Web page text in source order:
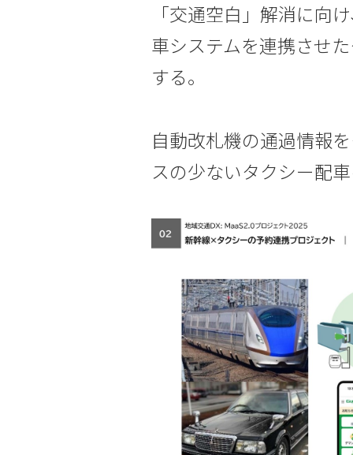
「交通空白」解消に向
車システムを連携させ
する。
自動改札機の通過情報
スの少ないタクシー配